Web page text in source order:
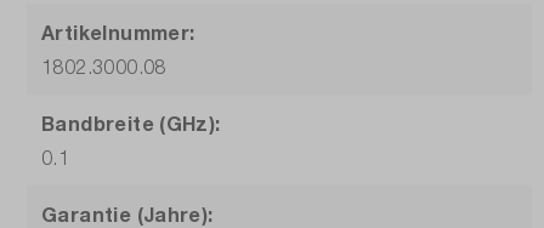
Artikelnummer:
1802.3000.08
Bandbreite (GHz):
0.1
Garantie (Jahre):